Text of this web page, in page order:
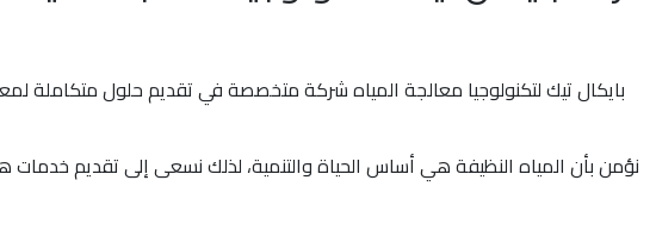
بايكال تيك لتكنولوجيا معالجة المياه شركة متخصصة في تقديم حلول متكاملة
نؤمن بأن المياه النظيفة هي أساس الحياة والتنمية، لذلك نسعى إلى تقديم خدمات